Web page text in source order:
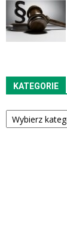
KATEGORIE
Kategorie